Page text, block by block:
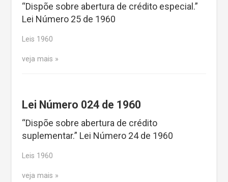
“Dispõe sobre abertura de crédito especial.”
Lei Número 25 de 1960
Leis 1960
veja mais
Lei Número 024 de 1960
“Dispõe sobre abertura de crédito
suplementar.” Lei Número 24 de 1960
Leis 1960
veja mais